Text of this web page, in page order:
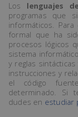
Los lenguajes
programas que
informáticos.
formal que ha
procesos lógicos
sistema
y reglas
instrucciones y
el código
determinado. Si
dudes en estudiar